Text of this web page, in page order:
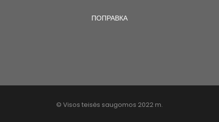
ПОПРАВКА
© Visos teisės saugomos 2022 m.